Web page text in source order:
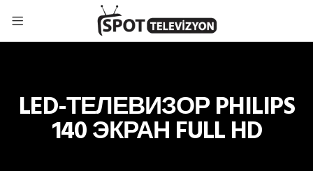
LED-ТЕЛЕВИЗОР PHILIPS
140 ЭКРАН FULL HD